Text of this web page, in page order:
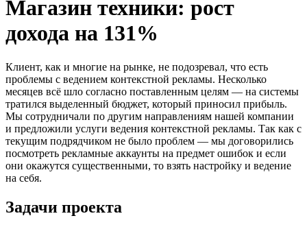
Магазин техники: рост
дохода на 131%
Клиент, как и многие на рынке, не подозревал, что есть
проблемы с ведением контекстной рекламы. Несколько
месяцев всё шло согласно поставленным целям — на системы
тратился выделенный бюджет, который приносил прибыль.
Мы сотрудничали по другим направлениям нашей компании
и предложили услуги ведения контекстной рекламы. Так как с
текущим подрядчиком не было проблем — мы договорились
посмотреть рекламные аккаунты на предмет ошибок и если
они окажутся существенными, то взять настройку и ведение
на себя.
Задачи проекта